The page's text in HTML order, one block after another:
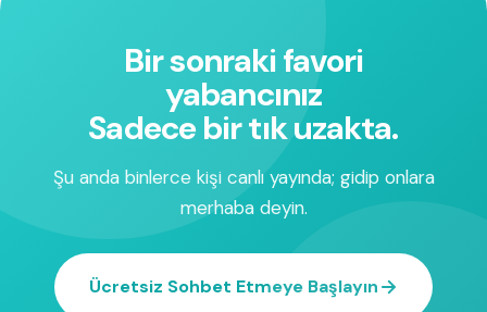
Bir sonraki favori
yabancınız
Sadece bir tık uzakta.
Şu anda binlerce kişi canlı yayında; gidip onlara
merhaba deyin.
Ücretsiz Sohbet Etmeye Başlayın